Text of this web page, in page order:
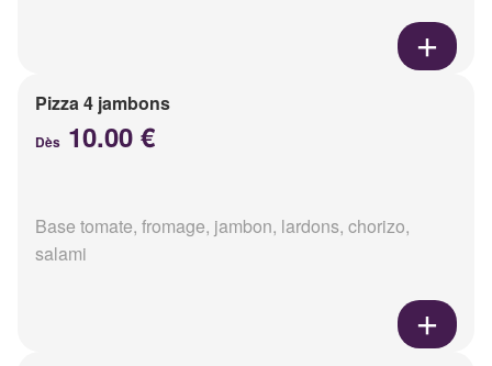
Pizza 4 jambons
Dès 10.00 €
Base tomate, fromage, jambon, lardons, chorizo,
salami